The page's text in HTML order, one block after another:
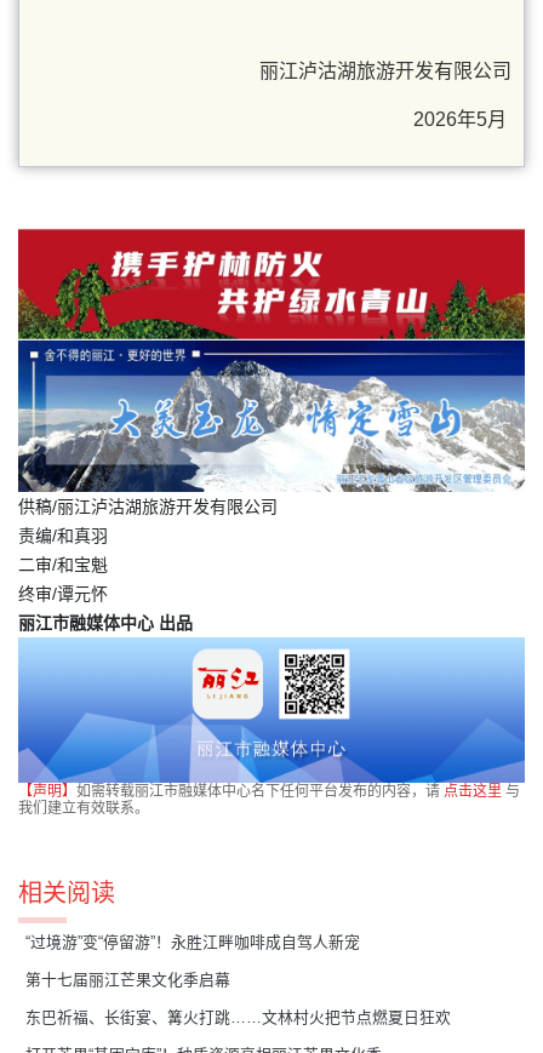
丽江泸沽湖旅游开发有限公司
2026年5月
供稿/丽江泸沽湖旅游开发有限公司
责编/和真羽
二审/和宝魁
终审/谭元怀
丽江市融媒体中心 出品
【声明】 如需转载丽江市融媒体中心名下任何平台发布的内容，请 点击这里 与
我们建立有效联系。
相关阅读
“过境游”变“停留游”！永胜江畔咖啡成自驾人新宠
第十七届丽江芒果文化季启幕
东巴祈福、长街宴、篝火打跳……文林村火把节点燃夏日狂欢